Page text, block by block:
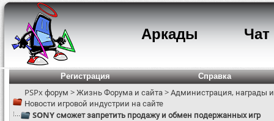
Аркады Чат
Регистрация Справка
PSPx форум >Жизнь Форума и сайта>Администрация, награды
Новости игровой индустрии на сайте
SONY сможет запретить продажу и обмен подержанных игр